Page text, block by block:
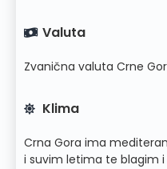
Valuta
Zvanična valuta Crne
Klima
Crna Gora ima
i suvim letima te blagim